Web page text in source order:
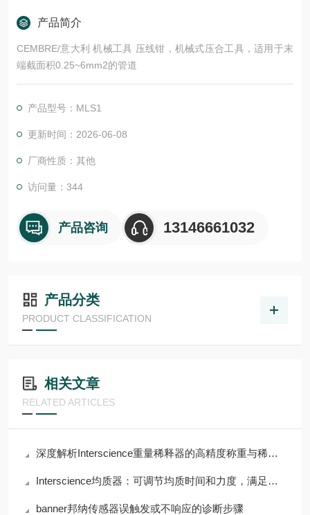
产品简介
CEMBRE/意大利 机械工具 压线钳，机械式压合工具，适用于末
端截面积0.25~6mm2的管道
产品型号：MLS1
更新时间：2026-06-08
厂商性质：其他
访问量：344
产品咨询 13146661032
产品分类
PRODUCT CLASSIFICATION
相关文章
RELATED ARTICLES
深度解析Interscience重量稀释器的高精度称重与稀释功能
Interscience均质器：可调节均质时间和力度，满足多样需求
banner邦纳传感器误触发或不响应的诊断步骤